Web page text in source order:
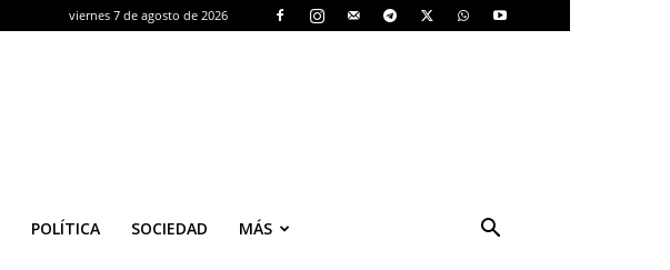
viernes 7 de agosto de 2026
POLÍTICA SOCIEDAD MÁS